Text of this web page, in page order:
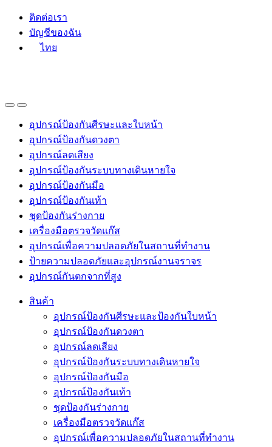
Skip
navigation
Skip
content
ติดต่อเรา
บัญชีของฉัน
ไทย
อุปกรณ์ป้องกันศีรษะและใบหน้า
อุปกรณ์ป้องกันดวงตา
อุปกรณ์ลดเสียง
อุปกรณ์ป้องกันระบบทางเดินหายใจ
อุปกรณ์ป้องกันมือ
อุปกรณ์ป้องกันเท้า
ชุดป้องกันร่างกาย
เครื่องมือตรวจวัดแก๊ส
อุปกรณ์เพื่อความปลอดภัยในสถานที่ทำงาน
ป้ายความปลอดภัยและอุปกรณ์งานจราจร
อุปกรณ์กันตกจากที่สูง
สินค้า
อุปกรณ์ป้องกันศีรษะและป้องกันใบหน้า
อุปกรณ์ป้องกันดวงตา
อุปกรณ์ลดเสียง
อุปกรณ์ป้องกันระบบทางเดินหายใจ
อุปกรณ์ป้องกันมือ
อุปกรณ์ป้องกันเท้า
ชุดป้องกันร่างกาย
เครื่องมือตรวจวัดแก๊ส
อุปกรณ์เพื่อความปลอดภัยในสถานที่ทำงาน